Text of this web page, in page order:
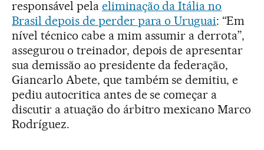
responsável pela eliminação da Itália no
Brasil depois de perder para o Uruguai: “Em
nível técnico cabe a mim assumir a derrota”,
assegurou o treinador, depois de apresentar
sua demissão ao presidente da federação,
Giancarlo Abete, que também se demitiu, e
pediu autocritica antes de se começar a
discutir a atuação do árbitro mexicano Marco
Rodríguez.